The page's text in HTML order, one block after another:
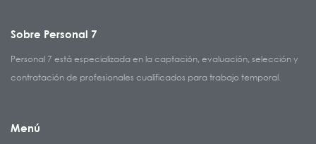
Sobre Personal 7
Personal 7 está especializada en la captación, evaluación, selección y
contratación de profesionales cualificados para trabajo temporal.
Menú